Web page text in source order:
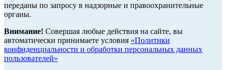
переданы по запросу в надзорные и правоохранительные
органы.
Внимание! Совершая любые действия на сайте, вы
автоматически принимаете условия «Политики
конфиденциальности и обработки персональных данных
пользователей»